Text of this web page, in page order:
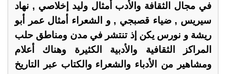
في مجال الثقافة والأدب أمثال وليد إخلاصي , نهاد
سيريس , ضياء قصبجي , و الشعراء أمثال عمر أبو
ريشة و نورس يكن إذ تنتشر في مدن ومناطق حلب
المراكز الثقافية والأدبية الكثيرة وهناك أعلام
ومشاهير من الأدباء والشعراء والكتاب عبر التاريخ